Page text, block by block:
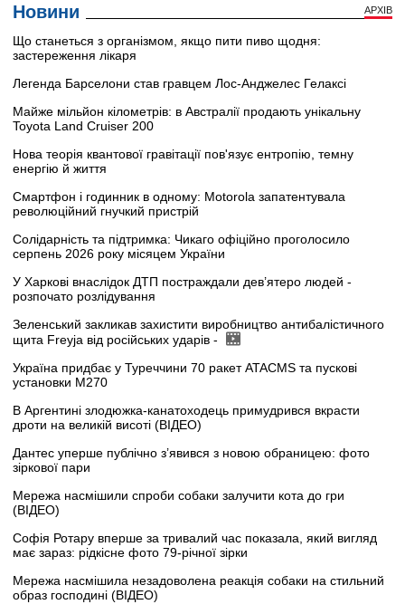
Новини АРХІВ
Що станеться з організмом, якщо пити пиво щодня:
застереження лікаря
Легенда Барселони став гравцем Лос-Анджелес Гелаксі
Майже мільйон кілометрів: в Австралії продають унікальну
Toyota Land Cruiser 200
Нова теорія квантової гравітації пов'язує ентропію, темну
енергію й життя
Смартфон і годинник в одному: Motorola запатентувала
революційний гнучкий пристрій
Солідарність та підтримка: Чикаго офіційно проголосило
серпень 2026 року місяцем України
У Харкові внаслідок ДТП постраждали дев’ятеро людей -
розпочато розлідування
Зеленський закликав захистити виробництво антибалістичного
щита Freyja від російських ударів -
Україна придбає у Туреччини 70 ракет ATACMS та пускові
установки M270
В Аргентині злодюжка-канатоходець примудрився вкрасти
дроти на великій висоті (ВІДЕО)
Дантес уперше публічно з’явився з новою обраницею: фото
зіркової пари
Мережа насмішили спроби собаки залучити кота до гри
(ВІДЕО)
Софія Ротару вперше за тривалий час показала, який вигляд
має зараз: рідкісне фото 79-річної зірки
Мережа насмішила незадоволена реакція собаки на стильний
образ господині (ВІДЕО)